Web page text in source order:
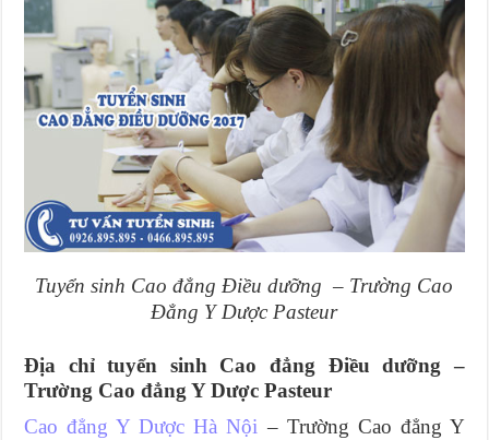
Tuyển sinh Cao đẳng Điều dưỡng – Trường Cao
Đẳng Y Dược Pasteur
Địa chỉ tuyển sinh Cao đẳng Điều dưỡng –
Trường Cao đẳng Y Dược Pasteur
Cao đẳng Y Dược Hà Nội – Trường Cao đẳng Y